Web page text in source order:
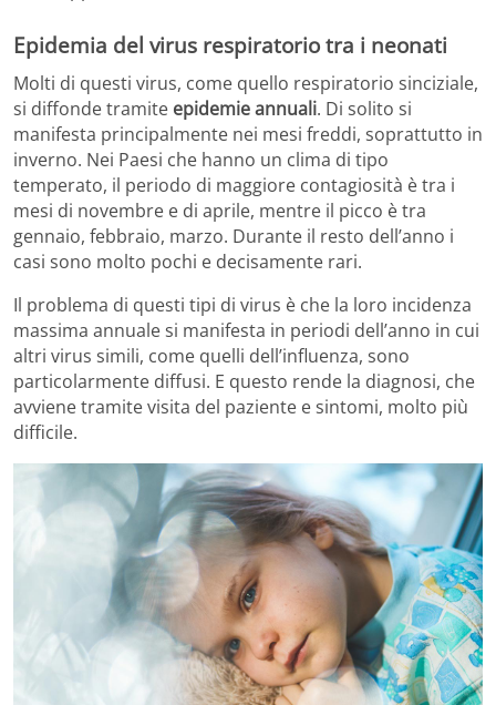
Epidemia del virus respiratorio tra i neonati
Molti di questi virus, come quello respiratorio sinciziale,
si diffonde tramite epidemie annuali. Di solito si
manifesta principalmente nei mesi freddi, soprattutto in
inverno. Nei Paesi che hanno un clima di tipo
temperato, il periodo di maggiore contagiosità è tra i
mesi di novembre e di aprile, mentre il picco è tra
gennaio, febbraio, marzo. Durante il resto dell’anno i
casi sono molto pochi e decisamente rari.
Il problema di questi tipi di virus è che la loro incidenza
massima annuale si manifesta in periodi dell’anno in cui
altri virus simili, come quelli dell’influenza, sono
particolarmente diffusi. E questo rende la diagnosi, che
avviene tramite visita del paziente e sintomi, molto più
difficile.